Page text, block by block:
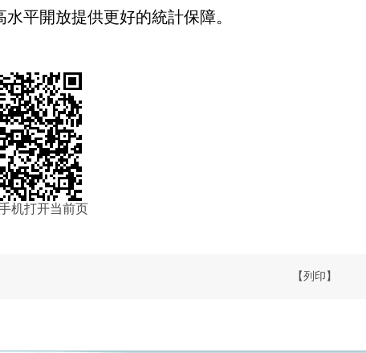
平開放提供更好的統計保障。
机打开当前页
【列印】